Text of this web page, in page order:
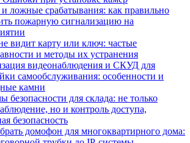
ложные срабатывания: как правильно
пожарную сигнализацию на
видит карту или ключ: частые
и методы их устранения
видеонаблюдения и СКУД для
самообслуживания: особенности и
камни
безопасности для склада: не только
но и контроль доступа,
безопасность
домофон для многоквартирного дома: